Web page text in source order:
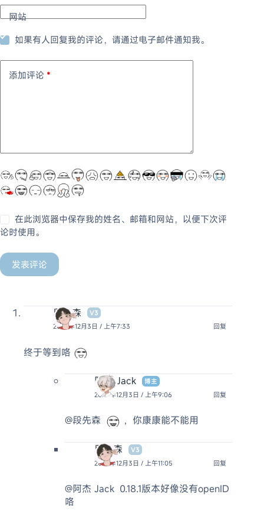
网站
如果有人回复我的评论，请通过电子邮件通知我。
添加评论 *
在此浏览器中保存我的姓名、邮箱和网站，以便下次评
论时使用。
发表评论
段先森
V3
2024年12月3日 / 上午7:33
回复
终于等到咯
阿杰 Jack
博主
2024年12月3日 / 上午9:06
回复
@段先森 ，你康康能不能用
段先森
V3
2024年12月3日 / 上午11:05
回复
@阿杰 Jack 0.18.1版本好像没有openID
咯